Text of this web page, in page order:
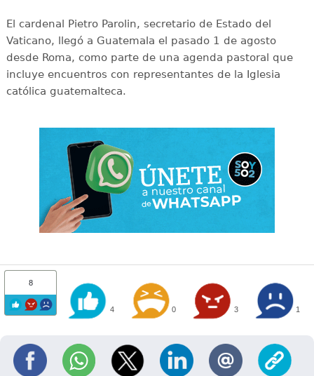
El cardenal Pietro Parolin, secretario de Estado del
Vaticano, llegó a Guatemala el pasado 1 de agosto
desde Roma, como parte de una agenda pastoral que
incluye encuentros con representantes de la Iglesia
católica guatemalteca.
8
4 0 3 1